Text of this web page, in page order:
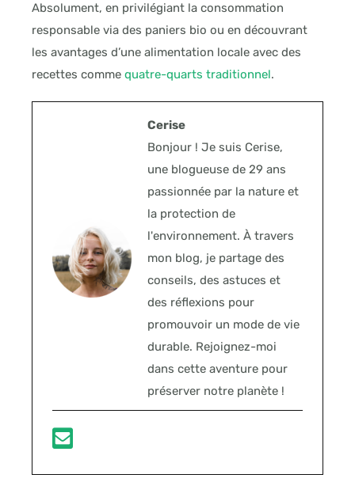
Absolument, en privilégiant la consommation
responsable via des paniers bio ou en découvrant
les avantages d’une alimentation locale avec des
recettes comme quatre-quarts traditionnel.
Cerise
Bonjour ! Je suis Cerise,
une blogueuse de 29 ans
passionnée par la nature et
la protection de
l'environnement. À travers
mon blog, je partage des
conseils, des astuces et
des réflexions pour
promouvoir un mode de vie
durable. Rejoignez-moi
dans cette aventure pour
préserver notre planète !